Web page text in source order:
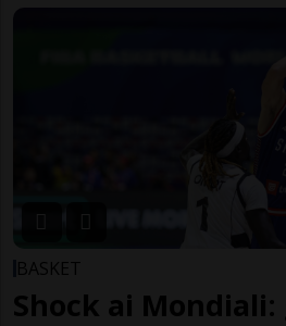
BASKET
Shock ai